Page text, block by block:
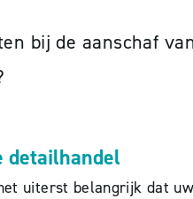
bij de aanschaf
detailhandel
uiterst belangrijk dat